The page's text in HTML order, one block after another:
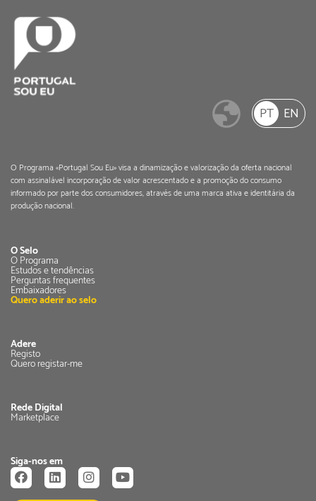
PT EN
O Programa «Portugal Sou Eu» visa a dinamização e valorização da oferta nacional
com assinalável incorporação de valor acrescentado e a promoção do consumo
informado por parte dos consumidores, através de uma marca ativa e identitária da
produção nacional.
O Selo
O Programa
Estudos e tendências
Perguntas frequentes
Embaixadores
Quero aderir ao selo
Adere
Registo
Quero registar-me
Rede Digital
Marketplace
Siga-nos em